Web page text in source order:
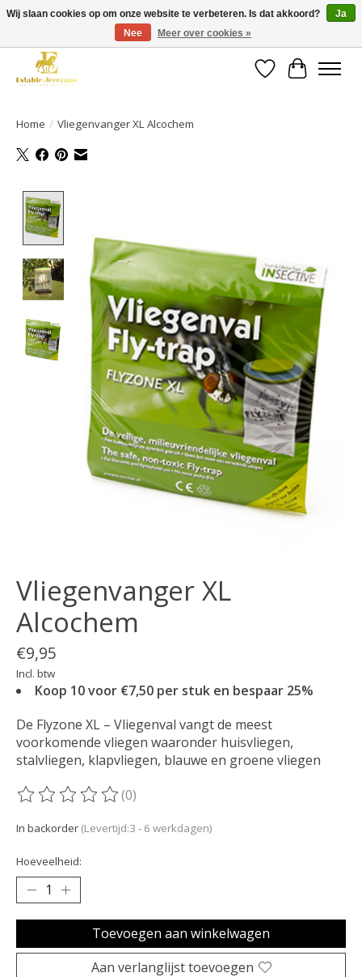
Gratis verzending vanaf €49 op een groot deel van ons assortiment
Verlanglijst
Home / Vliegenvanger XL Alcochem
Vliegenvanger XL
Alcochem
€9,95
Incl. btw
Koop 10 voor €7,50 per stuk en bespaar 25%
De Flyzone XL – Vliegenval vangt de meest
voorkomende vliegen waaronder huisvliegen,
stalvliegen, klapvliegen, blauwe en groene vliegen
De beoordeling van dit product is
(0)
In backorder (Levertijd:3 - 6 werkdagen)
Hoeveelheid:
Toevoegen aan winkelwagen
Aan verlanglijst toevoegen
Wij slaan cookies op om onze website te verbeteren. Is dat akkoord?
Ja
Nee
Meer over cookies »